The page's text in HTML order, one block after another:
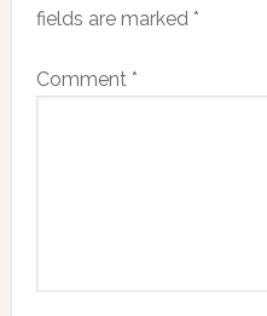
fields are marked *
Comment *